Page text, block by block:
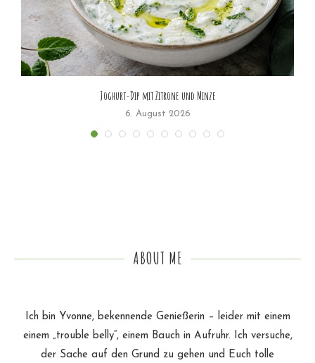
Joghurt-Dip mit Zitrone und Minze
6. August 2026
ABOUT ME
Ich bin Yvonne, bekennende Genießerin – leider mit einem
einem „trouble belly“, einem Bauch in Aufruhr. Ich versuche,
der Sache auf den Grund zu gehen und Euch tolle